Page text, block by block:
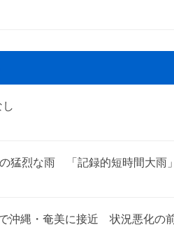
猛烈な雨 「記録的短時間大雨
沖縄・奄美に接近 状況悪化の